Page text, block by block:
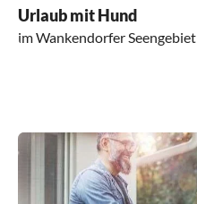
Urlaub mit Hund
im Wankendorfer Seengebiet